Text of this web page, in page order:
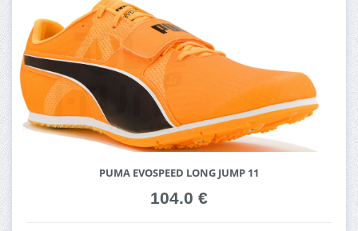
PUMA EVOSPEED LONG JUMP 11
104.0 €